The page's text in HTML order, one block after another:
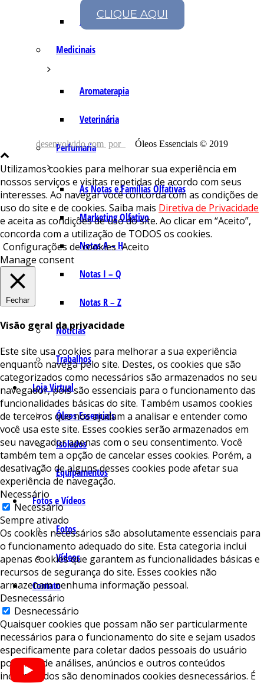
Fórmulas Caseiras
Medicinais
Aromaterapia
Veterinária
Perfumaria
As Notas e Famílias Olfativas
Marketing Olfativo
Notas A – H
Notas I – Q
Notas R – Z
Notícias
Trabalhos
Loja Virtual
Óleos Essenciais
Isolados
Equipamentos
Fotos e Vídeos
Fotos
Vídeos
Contato
CLIQUE AQUI
desenvolvido com por Óleos Essenciais © 2019
Utilizamos cookies para melhorar sua experiência em
nossos serviços e visitas repetidas de acordo com seus
interesses. Ao navegar você concorda com as condições de
uso do site e de cookies. Saiba mais Diretiva de Privacidade
e aceita as condições de uso do site. Ao clicar em “Aceito”,
concorda com a utilização de TODOS os cookies.
Configurações de cookies Aceito
Manage consent
Fechar
Visão geral da privacidade
Este site usa cookies para melhorar a sua experiência
enquanto navega pelo site. Destes, os cookies que são
categorizados como necessários são armazenados no seu
navegador, pois são essenciais para o funcionamento das
funcionalidades básicas do site. Também usamos cookies
de terceiros que nos ajudam a analisar e entender como
você usa este site. Esses cookies serão armazenados em
seu navegador apenas com o seu consentimento. Você
também tem a opção de cancelar esses cookies. Porém, a
desativação de alguns desses cookies pode afetar sua
experiência de navegação.
Necessário
Necessário
Sempre ativado
Os cookies necessários são absolutamente essenciais para
o funcionamento adequado do site. Esta categoria inclui
apenas cookies que garantem as funcionalidades básicas e
recursos de segurança do site. Esses cookies não
armazenam nenhuma informação pessoal.
Desnecessário
Desnecessário
Quaisquer cookies que possam não ser particularmente
necessários para o funcionamento do site e sejam usados ​​
especificamente para coletar dados pessoais do usuário
por meio de análises, anúncios e outros conteúdos
incorporados são denominados cookies desnecessários. É